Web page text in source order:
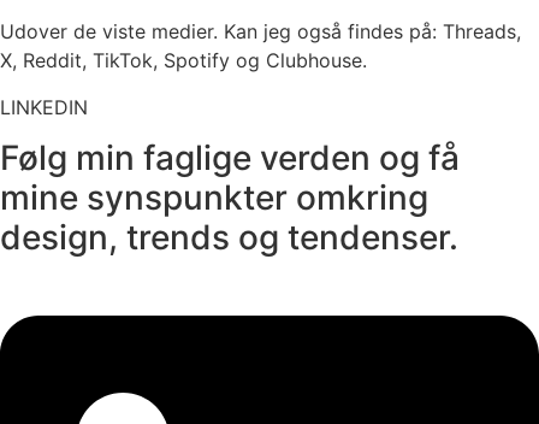
Udover de viste medier. Kan jeg også findes på: Threads,
X, Reddit, TikTok, Spotify og Clubhouse.
LINKEDIN
Følg min faglige verden og få
mine synspunkter omkring
design, trends og tendenser.